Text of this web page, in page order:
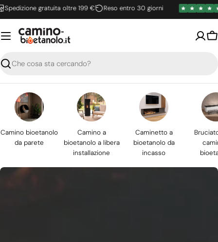
Vai
al
contenuto
gratuita oltre 199 € Reso entro 30 giorni
Ricerca
Camino bioetanolo
da parete
Camino a
bioetanolo a libera
installazione
Caminetto a
bioetanolo da
incasso